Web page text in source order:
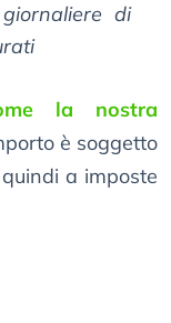
di
la nostra
è soggetto
a imposte